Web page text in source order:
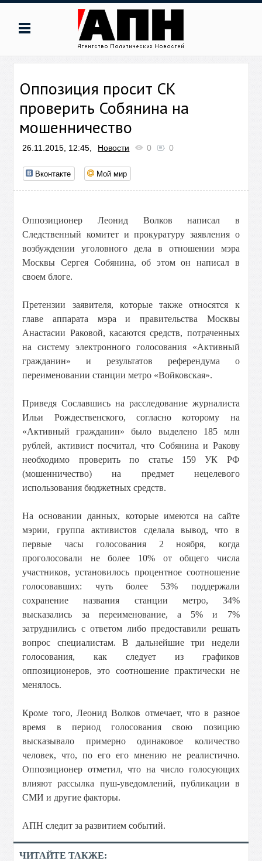
Оппозиция просит СК
проверить Собянина на
мошенничество
26.11.2015, 12:45, Новости 0 0
Вконтакте Мой мир
Оппозиционер Леонид Волков написал в
Следственный комитет и прокуратуру заявления о
возбуждении уголовного дела в отношении мэра
Москвы Сергея Собянина, об этом он написал в
своем блоге.
Претензии заявителя, которые также относятся к
главе аппарата мэра и правительства Москвы
Анастасии Раковой, касаются средств, потраченных
на систему электронного голосования «Активный
гражданин» и результатов референдума о
переименовании станции метро «Войковская».
Приведя Сославшись на расследование журналиста
Ильи Рождественского, согласно которому на
«Активный гражданин» было выделено 185 млн
рублей, активист посчитал, что Собянина и Ракову
необходимо проверить по статье 159 УК РФ
(мошенничество) на предмет нецелевого
использования бюджетных средств.
На основании данных, которые имеются на сайте
мэрии, группа активистов сделала вывод, что в
первые часы голосования 2 ноября, когда
проголосовали не более 10% от общего числа
участников, установилось процентное соотношение
голосовавших: чуть более 53% поддержали
сохранение названия станции метро, 34%
высказались за переименование, а 5% и 7%
затруднились с ответом либо предоставили решать
вопрос специалистам. В дальнейшие три недели
голосования, как следует из графиков
оппозиционеров, это соотношение практически не
менялось.
Кроме того, Леонид Волков отмечает, что в разное
время в период голосования свою позицию
высказывало примерно одинаковое количество
человек, что, по его его мнению не реалистично.
Оппозиционер отметил, что на число голосующих
влияют рассылка пуш-уведомлений, публикации в
СМИ и другие факторы.
АПН следит за развитием событий.
ЧИТАЙТЕ ТАКЖЕ: